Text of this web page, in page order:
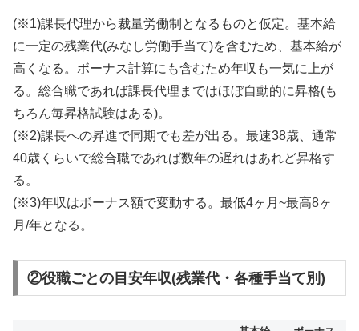
(※1)課長代理から裁量労働制となるものと仮定。基本給
に一定の残業代(みなし労働手当て)を含むため、基本給が
高くなる。ボーナス計算にも含むため年収も一気に上が
る。総合職であれば課長代理まではほぼ自動的に昇格(も
ちろん毎昇格試験はある)。
(※2)課長への昇進で同期でも差が出る。最速38歳、通常
40歳くらいで総合職であれば数年の遅れはあれど昇格す
る。
(※3)年収はボーナス額で変動する。最低4ヶ月~最高8ヶ
月/年となる。
②役職ごとの目安年収(残業代・各種手当て別)